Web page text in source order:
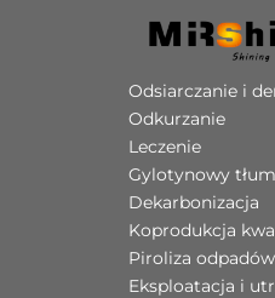
Odsiarczanie i
Odkurzanie
Leczenie
Gylotynowy
Dekarbonizacja
Koprodukcja
Piroliza
Eksploatacja i